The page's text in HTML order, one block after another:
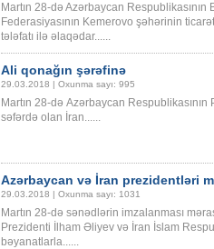
Martın 28-də Azərbaycan
Federasiyasının Kemerovo şəhərinin
tələfatı ilə əlaqədar......
Ali qonağın şərəfinə
29.03.2018 | Oxunma sayı: 995
Martın 28-də Azərbaycan
səfərdə olan İran......
Azərbaycan və İran prezidentləri
29.03.2018 | Oxunma sayı: 1031
Martın 28-də sənədlərin imzalanması
Prezidenti İlham Əliyev və İran İslam
bəyanatlarla......